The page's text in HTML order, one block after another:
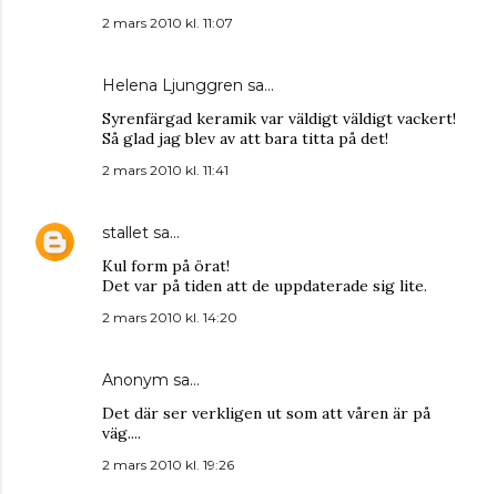
2 mars 2010 kl. 11:07
Helena Ljunggren sa…
Syrenfärgad keramik var väldigt väldigt vackert!
Så glad jag blev av att bara titta på det!
2 mars 2010 kl. 11:41
stallet sa…
Kul form på örat!
Det var på tiden att de uppdaterade sig lite.
2 mars 2010 kl. 14:20
Anonym sa…
Det där ser verkligen ut som att våren är på
väg....
2 mars 2010 kl. 19:26